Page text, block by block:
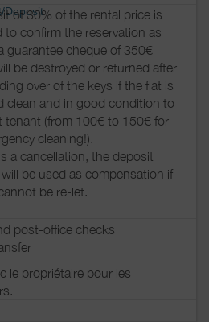
Deposit
of 30% of the rental price is
to confirm the reservation as
guarantee cheque of 350€
be destroyed or returned after
over of the keys if the flat is
clean and in good condition to
tenant (from 100€ to 150€ for
cleaning!).
a cancellation, the deposit
be used as compensation if
be re-let.
post-office checks
le propriétaire pour les